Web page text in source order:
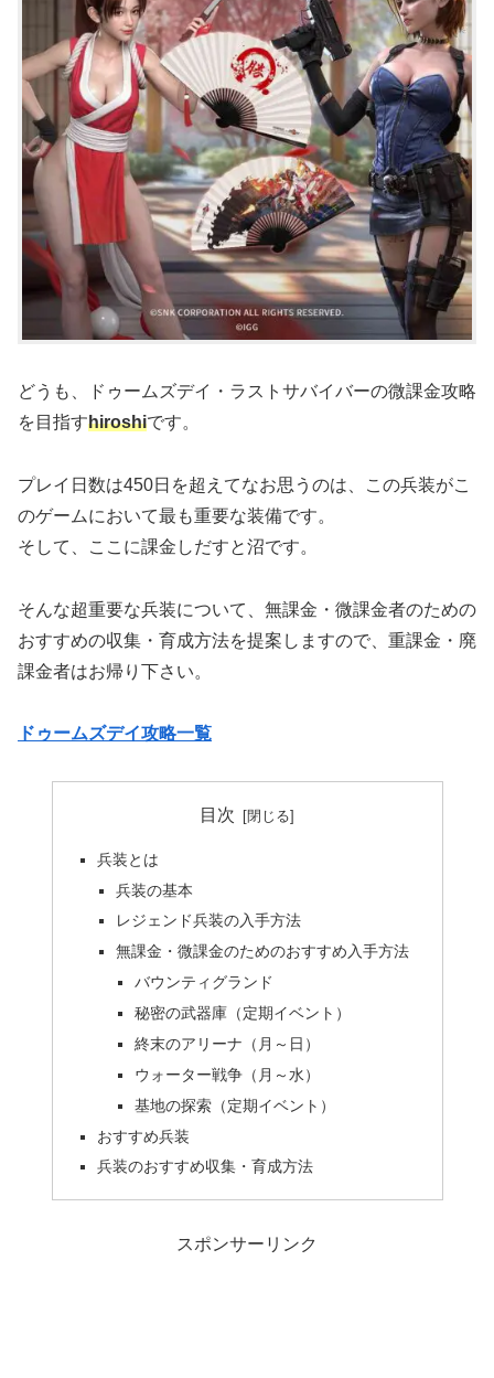
どうも、ドゥームズデイ・ラストサバイバーの微課金攻略
を目指すhiroshiです。
プレイ日数は450日を超えてなお思うのは、この兵装がこ
のゲームにおいて最も重要な装備です。
そして、
ここに課金しだすと沼です。
そんな超重要な兵装について、無課金・微課金者のための
おすすめの収集・育成方法を提案しますので、重課金・廃
課金者はお帰り下さい。
ドゥームズデイ攻略一覧
目次
兵装とは
兵装の基本
レジェンド兵装の入手方法
無課金・微課金のためのおすすめ入手方法
バウンティグランド
秘密の武器庫（定期イベント）
終末のアリーナ（月～日）
ウォーター戦争（月～水）
基地の探索（定期イベント）
おすすめ兵装
兵装のおすすめ収集・育成方法
スポンサーリンク